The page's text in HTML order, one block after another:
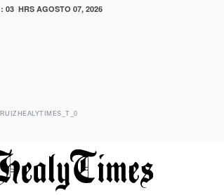
04 HRS AGOSTO 07, 2026
RUIZHEALYTIMES_T_0